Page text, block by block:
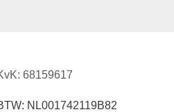
68159617
NL001742119B82